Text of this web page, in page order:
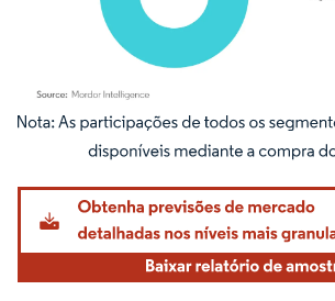
Imagem © Mordor Intelligence. O reuso requer